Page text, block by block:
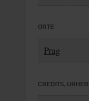
ORTE
Prag
CREDITS,